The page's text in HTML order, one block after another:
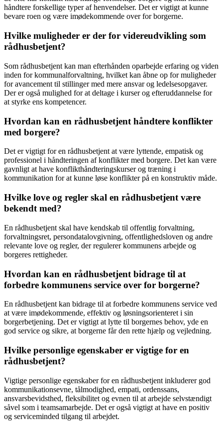
håndtere forskellige typer af henvendelser. Det er vigtigt at kunne
bevare roen og være imødekommende over for borgerne.
Hvilke muligheder er der for videreudvikling som
rådhusbetjent?
Som rådhusbetjent kan man efterhånden oparbejde erfaring og viden
inden for kommunalforvaltning, hvilket kan åbne op for muligheder
for avancement til stillinger med mere ansvar og ledelsesopgaver.
Der er også mulighed for at deltage i kurser og efteruddannelse for
at styrke ens kompetencer.
Hvordan kan en rådhusbetjent håndtere konflikter
med borgere?
Det er vigtigt for en rådhusbetjent at være lyttende, empatisk og
professionel i håndteringen af konflikter med borgere. Det kan være
gavnligt at have konflikthåndteringskurser og træning i
kommunikation for at kunne løse konflikter på en konstruktiv måde.
Hvilke love og regler skal en rådhusbetjent være
bekendt med?
En rådhusbetjent skal have kendskab til offentlig forvaltning,
forvaltningsret, persondatalovgivning, offentlighedsloven og andre
relevante love og regler, der regulerer kommunens arbejde og
borgeres rettigheder.
Hvordan kan en rådhusbetjent bidrage til at
forbedre kommunens service over for borgerne?
En rådhusbetjent kan bidrage til at forbedre kommunens service ved
at være imødekommende, effektiv og løsningsorienteret i sin
borgerbetjening. Det er vigtigt at lytte til borgernes behov, yde en
god service og sikre, at borgerne får den rette hjælp og vejledning.
Hvilke personlige egenskaber er vigtige for en
rådhusbetjent?
Vigtige personlige egenskaber for en rådhusbetjent inkluderer god
kommunikationsevne, tålmodighed, empati, ordenssans,
ansvarsbevidsthed, fleksibilitet og evnen til at arbejde selvstændigt
såvel som i teamsamarbejde. Det er også vigtigt at have en positiv
og serviceminded tilgang til arbejdet.